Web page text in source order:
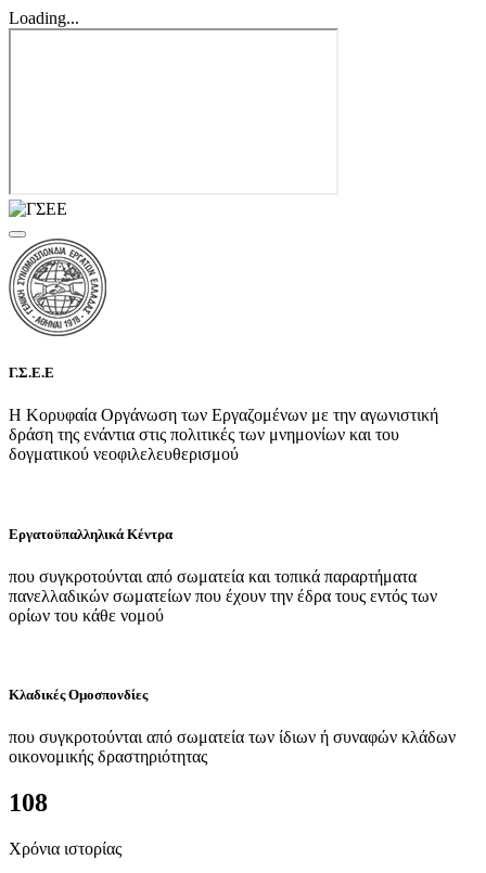
Loading...
Γ.Σ.Ε.Ε
Η Κορυφαία Οργάνωση των Εργαζομένων με την αγωνιστική
δράση της ενάντια στις πολιτικές των μνημονίων και του
δογματικού νεοφιλελευθερισμού
Εργατοϋπαλληλικά Κέντρα
που συγκροτούνται από σωματεία και τοπικά παραρτήματα
πανελλαδικών σωματείων που έχουν την έδρα τους εντός των
ορίων του κάθε νομού
Κλαδικές Ομοσπονδίες
που συγκροτούνται από σωματεία των ίδιων ή συναφών κλάδων
οικονομικής δραστηριότητας
108
Χρόνια ιστορίας